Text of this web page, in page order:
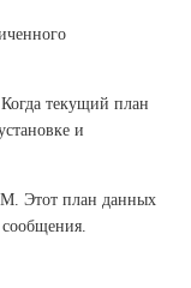
текущий план
и
Этот план данных
сообщения.